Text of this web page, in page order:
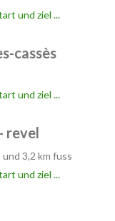
und ziel ...
cassès
und ziel ...
revel
und 3,2 km fuss
und ziel ...